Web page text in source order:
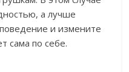
а лучше
и измените
сама по себе.